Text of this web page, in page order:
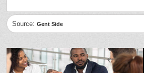
Source:Gent Side